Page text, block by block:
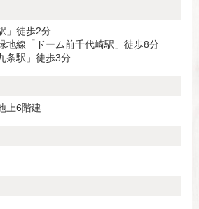
」徒歩2分
地線「ドーム前千代崎駅」徒歩8分
条駅」徒歩3分
上6階建